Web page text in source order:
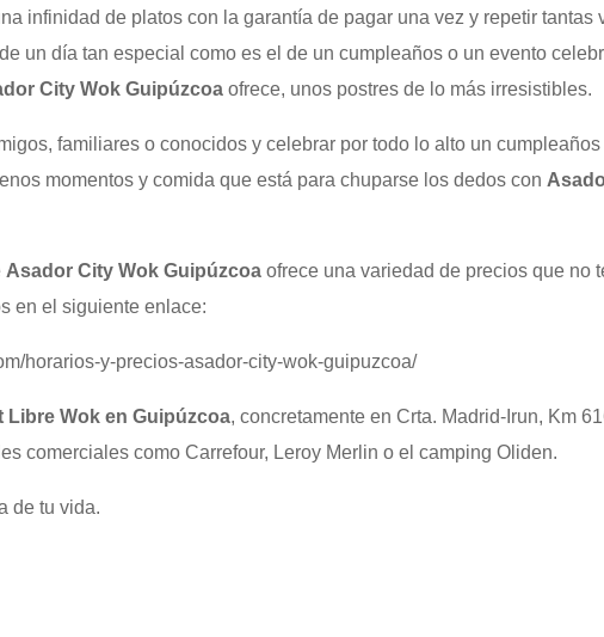
infinidad de platos con la garantía de pagar una vez y repetir tantas
un día tan especial como es el de un cumpleaños o un evento
City Wok Guipúzcoa ofrece, unos postres de lo más irresistibles.
familiares o conocidos y celebrar por todo lo alto un
momentos y comida que está para chuparse los dedos con
Asador City Wok Guipúzcoa ofrece una variedad de precios que no
en el siguiente enlace:
horarios-y-precios-asador-city-wok-guipuzcoa/
Libre Wok en Guipúzcoa, concretamente en Crta. Madrid-Irun, Km
comerciales como Carrefour, Leroy Merlin o el camping Oliden.
de tu vida.